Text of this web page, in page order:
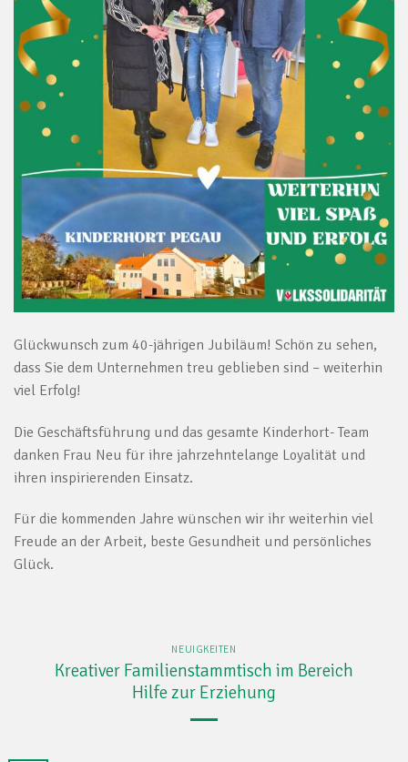
Glückwunsch zum 40-jährigen Jubiläum! Schön zu sehen,
dass Sie dem Unternehmen treu geblieben sind – weiterhin
viel Erfolg!
Die Geschäftsführung und das gesamte Kinderhort- Team
danken Frau Neu für ihre jahrzehntelange Loyalität und
ihren inspirierenden Einsatz.
Für die kommenden Jahre wünschen wir ihr weiterhin viel
Freude an der Arbeit, beste Gesundheit und persönliches
Glück.
NEUIGKEITEN
Kreativer Familienstammtisch im Bereich
Hilfe zur Erziehung